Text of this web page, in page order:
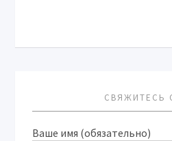
СВЯЖИТЕСЬ
Ваше имя (обязательно)